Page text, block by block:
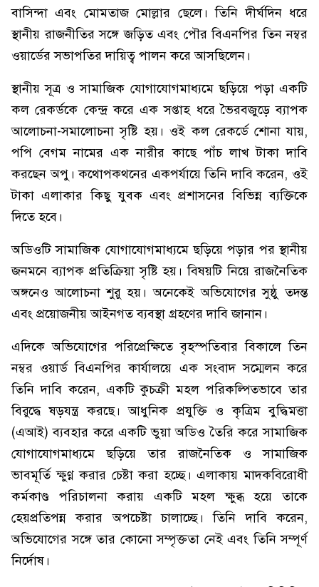
বাসিন্দা এবং মোমতাজ মোল্লার ছেলে। তিনি দীর্ঘদিন ধরে
স্থানীয় রাজনীতির সঙ্গে জড়িত এবং পৌর বিএনপির তিন নম্বর
ওয়ার্ডের সভাপতির দায়িত্ব পালন করে আসছিলেন।
স্থানীয় সূত্র ও সামাজিক যোগাযোগমাধ্যমে ছড়িয়ে পড়া একটি
কল রেকর্ডকে কেন্দ্র করে এক সপ্তাহ ধরে ভৈরবজুড়ে ব্যাপক
আলোচনা-সমালোচনা সৃষ্টি হয়। ওই কল রেকর্ডে শোনা যায়,
পপি বেগম নামের এক নারীর কাছে পাঁচ লাখ টাকা দাবি
করছেন অপু। কথোপকথনের একপর্যায়ে তিনি দাবি করেন, ওই
টাকা এলাকার কিছু যুবক এবং প্রশাসনের বিভিন্ন ব্যক্তিকে
দিতে হবে।
অডিওটি সামাজিক যোগাযোগমাধ্যমে ছড়িয়ে পড়ার পর স্থানীয়
জনমনে ব্যাপক প্রতিক্রিয়া সৃষ্টি হয়। বিষয়টি নিয়ে রাজনৈতিক
অঙ্গনেও আলোচনা শুরু হয়। অনেকেই অভিযোগের সুষ্ঠু তদন্ত
এবং প্রয়োজনীয় আইনগত ব্যবস্থা গ্রহণের দাবি জানান।
এদিকে অভিযোগের পরিপ্রেক্ষিতে বৃহস্পতিবার বিকালে তিন
নম্বর ওয়ার্ড বিএনপির কার্যালয়ে এক সংবাদ সম্মেলন করে
তিনি দাবি করেন, একটি কুচক্রী মহল পরিকল্পিতভাবে তার
বিরুদ্ধে ষড়যন্ত্র করছে। আধুনিক প্রযুক্তি ও কৃত্রিম বুদ্ধিমত্তা
(এআই) ব্যবহার করে একটি ভুয়া অডিও তৈরি করে সামাজিক
যোগাযোগমাধ্যমে ছড়িয়ে তার রাজনৈতিক ও সামাজিক
ভাবমূর্তি ক্ষুণ্ণ করার চেষ্টা করা হচ্ছে। এলাকায় মাদকবিরোধী
কর্মকাণ্ড পরিচালনা করায় একটি মহল ক্ষুব্ধ হয়ে তাকে
হেয়প্রতিপন্ন করার অপচেষ্টা চালাচ্ছে। তিনি দাবি করেন,
অভিযোগের সঙ্গে তার কোনো সম্পৃক্ততা নেই এবং তিনি সম্পূর্ণ
নির্দোষ।